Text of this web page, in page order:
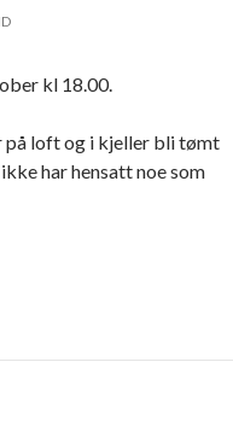
kl 18.00.
på loft og i kjeller bli tømt
har hensatt noe som